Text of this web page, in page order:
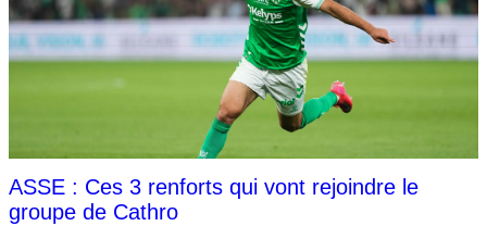
ASSE : Ces 3 renforts qui vont rejoindre le
groupe de Cathro